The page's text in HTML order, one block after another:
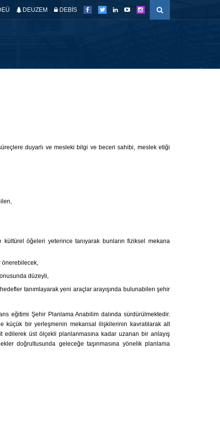
DEUZEM DEBİS
duyarlı ve mesleki bilgi ve beceri sahibi, meslek etiği
öğeleri yeterince tanıyarak bunların fiziksel mekana
önerebilecek,
düzeyli,
tanımlayarak yeni araçlar arayışında bulunabilen şehir
eğitimi Şehir Planlama Anabilim dalında sürdürülmektedir.
küçük bir yerleşmenin mekansal ilişkilerinin kavratılarak alt
üst ölçekli planlanmasına kadar uzanan bir anlayış
doğrultusunda geleceğe taşınmasına yönelik planlama